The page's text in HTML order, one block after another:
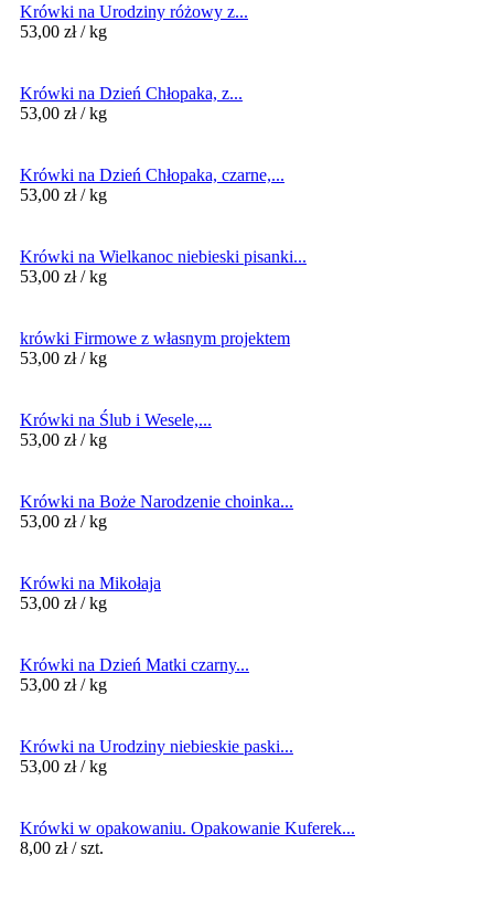
Krówki na Urodziny różowy z...
53,00 zł / kg
Krówki na Dzień Chłopaka, z...
53,00 zł / kg
Krówki na Dzień Chłopaka, czarne,...
53,00 zł / kg
Krówki na Wielkanoc niebieski pisanki...
53,00 zł / kg
krówki Firmowe z własnym projektem
53,00 zł / kg
Krówki na Ślub i Wesele,...
53,00 zł / kg
Krówki na Boże Narodzenie choinka...
53,00 zł / kg
Krówki na Mikołaja
53,00 zł / kg
Krówki na Dzień Matki czarny...
53,00 zł / kg
Krówki na Urodziny niebieskie paski...
53,00 zł / kg
Krówki w opakowaniu. Opakowanie Kuferek...
8,00 zł / szt.